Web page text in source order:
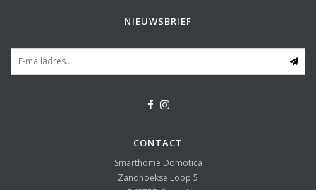
NIEUWSBRIEF
CONTACT
Smarthome Domotica
Zandhoekse Loop 5